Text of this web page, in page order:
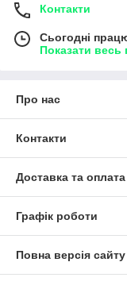
Контакти
Сьогодні
Показати весь
Про нас
Контакти
Доставка та оплата
Графік роботи
Повна версія сайту